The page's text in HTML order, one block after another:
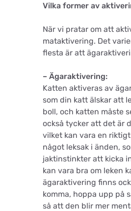
Vilka former av
När vi pratar om att
mataktivering. Det
flesta är att
– Ägaraktivering:
Katten aktiveras av
som din katt älskar att
boll, och katten måste
också tycker att det är
vilket kan vara en
något leksak i änden,
jaktinstinkter att kicka
kan vara bra om leken
ägaraktivering finns
komma, hoppa upp på
så att den blir mer